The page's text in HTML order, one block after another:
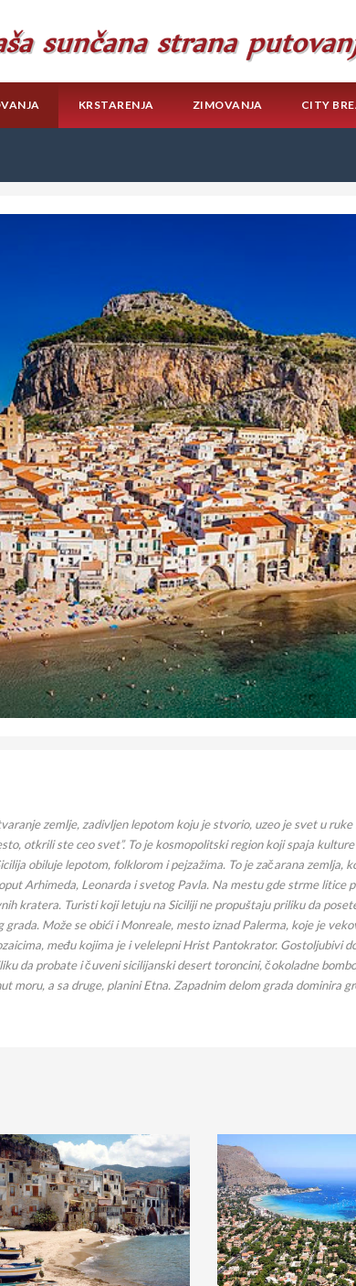
KRSTARENJA ZIMOVANJA CITY
zemlje, zadivljen lepotom koju je stvorio, uzeo je svet u
otkrili ste ceo svet”. To je kosmopolitski region koji spaja
obiluje lepotom, folklorom i pejzažima. To je začarana zemlja,
Arhimeda, Leonarda i svetog Pavla. Na mestu gde strme litice
kratera. Turisti koji letuju na Siciliji ne propuštaju priliku da
Može se obići i Monreale, mesto iznad Palerma, koje je
među kojima je i velelepni Hrist Pantokrator. Gostoljubivi
da probate i čuveni sicilijanski desert toroncini, čokoladne
moru, a sa druge, planini Etna. Zapadnim delom grada dominira